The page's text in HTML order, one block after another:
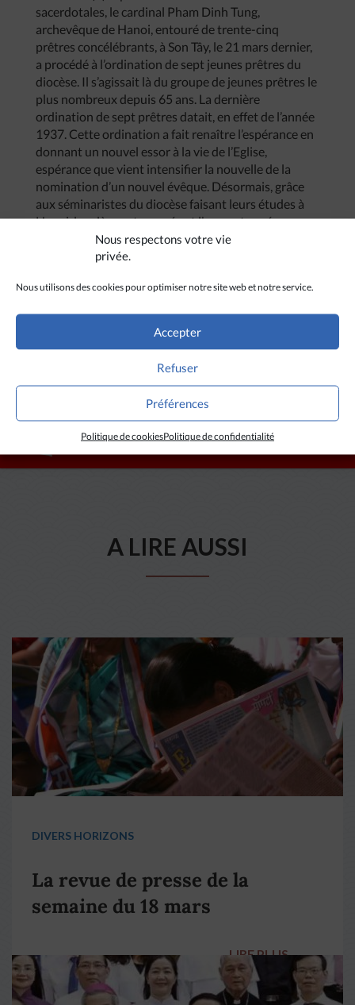
Nous respectons votre vie
privée.
Nous utilisons des cookies pour optimiser notre site web et notre service.
Accepter
Refuser
Préférences
Politique de cookiesPolitique de confidentialité
sacerdotales, le cardinal Pham Dinh Tung,
archevêque de Hanoi, entouré de trente-cinq
prêtres concélébrants, à Son Tây, le 21 mars dernier,
a procédé à l’ordination de sept jeunes prêtres du
diocèse. Il s’agissait là du groupe de jeunes prêtres le
plus nombreux depuis 65 ans. La dernière
ordination de sept prêtres datait, en effet de l’année
1937. Cette ordination a fait renaître l’espérance en
donnant un nouvel essor à la vie de l’Eglise,
espérance que vient intensifier la nouvelle de la
nomination d’un nouvel évêque. Désormais, grâce
aux séminaristes du diocèse faisant leurs études à
Hanoi, la relève est assurée et l’on peut espérer que
sept à dix nouveaux prêtres pourront être ordonnés
tous les deux ans.
A LIRE AUSSI
DIVERS HORIZONS
La revue de presse de la
semaine du 18 mars
LIRE PLUS →